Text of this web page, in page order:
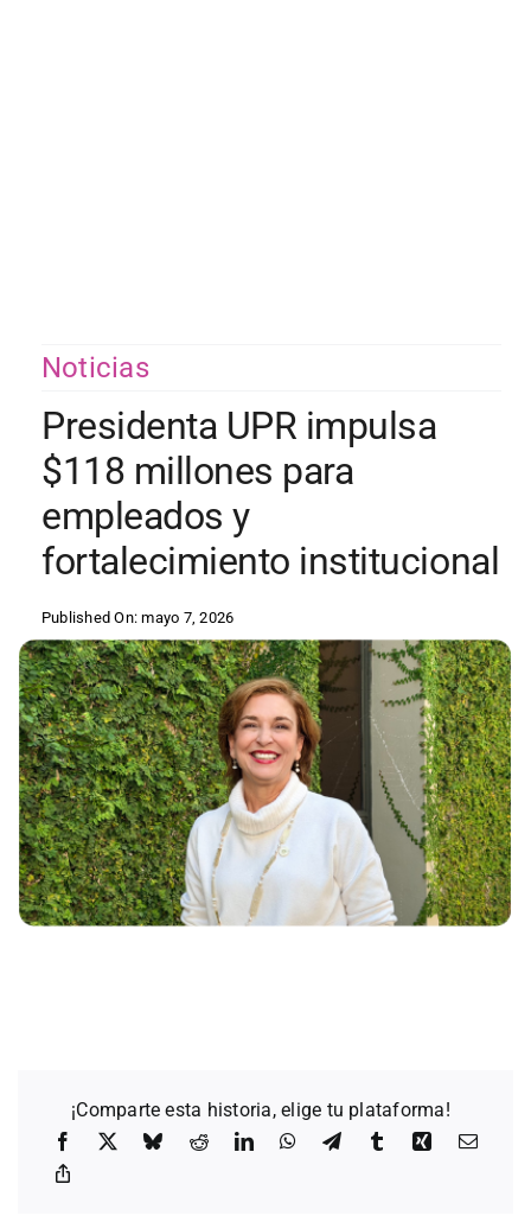
Noticias
Presidenta UPR impulsa
$118 millones para
empleados y
fortalecimiento institucional
Published On: mayo 7, 2026
¡Comparte esta historia, elige tu plataforma!